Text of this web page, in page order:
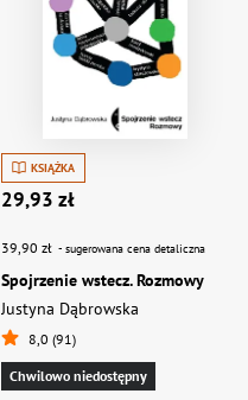
KSIĄŻKA
29,93 zł
39,90 zł - sugerowana cena detaliczna
Spojrzenie wstecz. Rozmowy
Justyna Dąbrowska
8,0 (91)
Chwilowo niedostępny